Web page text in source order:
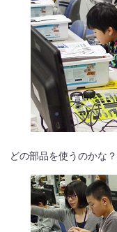
どの部品を使うのかな？